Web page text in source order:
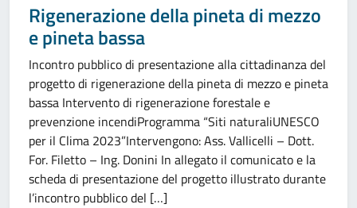
Rigenerazione della pineta di mezzo
e pineta bassa
Incontro pubblico di presentazione alla cittadinanza del
progetto di rigenerazione della pineta di mezzo e pineta
bassa Intervento di rigenerazione forestale e
prevenzione incendiProgramma “Siti naturaliUNESCO
per il Clima 2023”Intervengono: Ass. Vallicelli – Dott.
For. Filetto – Ing. Donini In allegato il comunicato e la
scheda di presentazione del progetto illustrato durante
l’incontro pubblico del […]